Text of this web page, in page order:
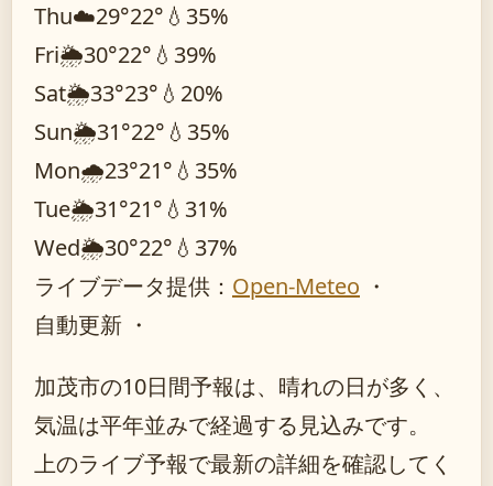
Thu☁️29°22° 💧35%
Fri🌦️30°22° 💧39%
Sat🌦️33°23° 💧20%
Sun🌦️31°22° 💧35%
Mon🌧️23°21° 💧35%
Tue🌦️31°21° 💧31%
Wed🌦️30°22° 💧37%
ライブデータ提供： Open-Meteo ・
自動更新 ・
加茂市の10日間予報は、晴れの日が多く、
気温は平年並みで経過する見込みです。
上のライブ予報で最新の詳細を確認してく